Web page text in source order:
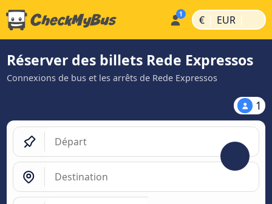
€ | EUR |
Réserver des billets Rede Expressos
Connexions de bus et les arrêts de Rede Expressos
1